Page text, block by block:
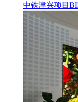
中铁津兴项目